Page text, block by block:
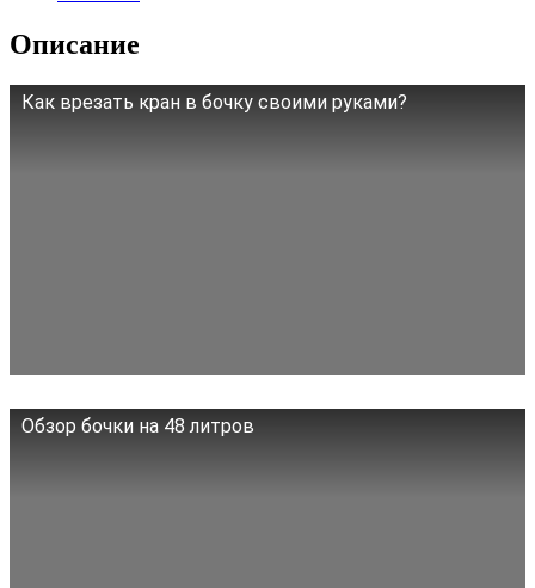
Описание
Как врезать кран в бочку своими руками?
Обзор бочки на 48 литров